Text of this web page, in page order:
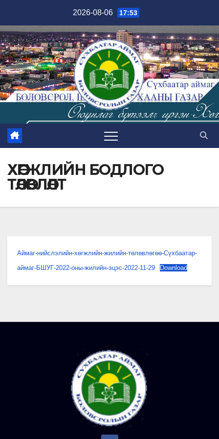
content
2026-08-06 17:53
ХӨГЖЛИЙН БОДЛОГО
ТӨЛӨВЛӨЛТ
Аймаг-нийслэлийн-хөгжлийн-жилийн-төлөвлөгөө-Сүхбаатар-
аймаг-БШУГ-2022-оны-жилийн-эцэс-2022-11-29
Download